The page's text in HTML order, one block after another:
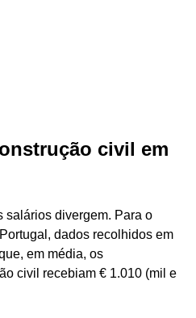
civil em
salários divergem. Para o
dados recolhidos em
em média, os
civil recebiam € 1.010 (mil e